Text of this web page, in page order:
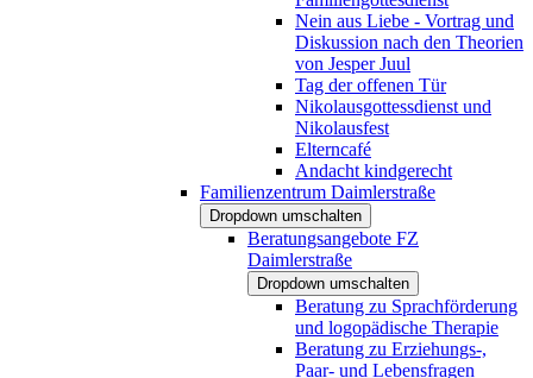
Nein aus Liebe - Vortrag und
Diskussion nach den Theorien
von Jesper Juul
Tag der offenen Tür
Nikolausgottessdienst und
Nikolausfest
Elterncafé
Andacht kindgerecht
Familienzentrum Daimlerstraße
Dropdown umschalten
Beratungsangebote FZ
Daimlerstraße
Dropdown umschalten
Beratung zu Sprachförderung
und logopädische Therapie
Beratung zu Erziehungs-,
Paar- und Lebensfragen